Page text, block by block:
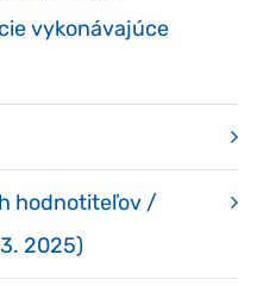
vykonávajúce
hodnotiteľov /
2025)